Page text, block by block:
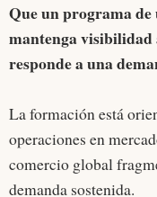
Que un programa
mantenga
responde a una
La formación está
operaciones en
comercio global
demanda sostenida.